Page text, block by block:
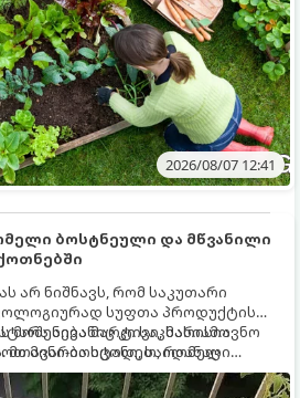
2026/08/07 12:41
ბოსტნეული და მწვანილი
არ ნიშნავს, რომ საკუთარი
სუფთა პროდუქტის
აივანიც კი საკმარისია
მინი-ბოსტანი, საიდანაც
არომატულ მწვანილსა და
მოშენება მარტივი, სასიამოვნო
მთავარია იცოდეთ, რომელი
პირობებს ყველაზე კარგად
სწორად.